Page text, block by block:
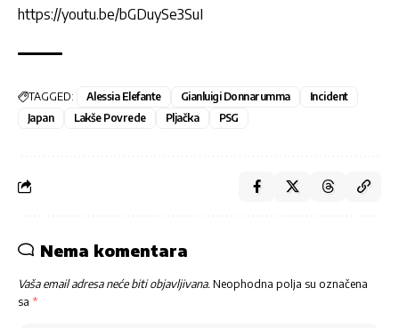
https://youtu.be/bGDuySe3SuI
TAGGED: Alessia Elefante Gianluigi Donnarumma
Incident
Japan
Lakše Povrede Pljačka PSG
Nema komentara
Vaša email adresa neće biti objavljivana. Neophodna polja su označena
sa *